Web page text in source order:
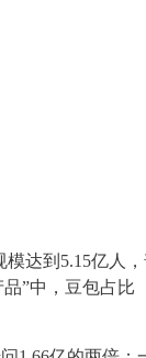
达到5.15亿人，
”中，豆包占比